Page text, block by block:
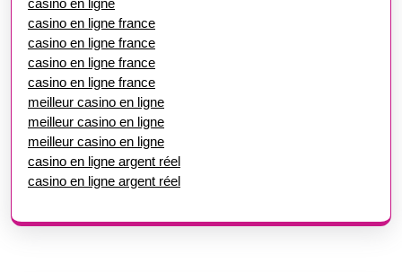
casino en ligne france
casino en ligne france
casino en ligne france
casino en ligne france
meilleur casino en ligne
meilleur casino en ligne
meilleur casino en ligne
casino en ligne argent réel
casino en ligne argent réel